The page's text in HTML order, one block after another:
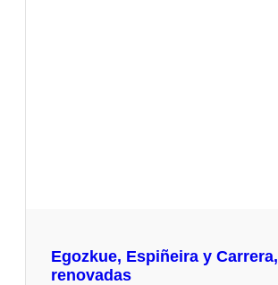
Egozkue, Espiñeira y Carrera,
renovadas